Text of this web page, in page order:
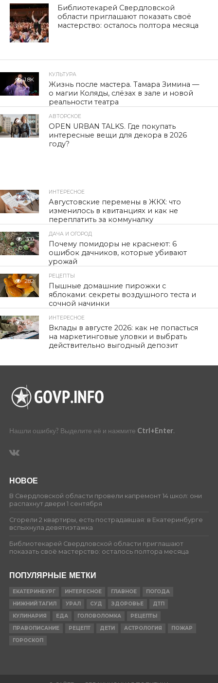
Библиотекарей Свердловской
области приглашают показать своё
мастерство: осталось полтора месяца
1.8K
КУЛЬТУРА
Жизнь после мастера. Тамара Зимина —
о магии Коляды, слёзах в зале и новой
реальности театра
1.5K
АВТОРСКОЕ
OPEN URBAN TALKS. Где покупать
интересные вещи для декора в 2026
году?
308
ИНТЕРЕСНОЕ
Августовские перемены в ЖКХ: что
изменилось в квитанциях и как не
переплатить за коммуналку
300
ДАЧА И ОГОРОД
Почему помидоры не краснеют: 6
ошибок дачников, которые убивают
урожай
282
РЕЦЕПТЫ
Пышные домашние пирожки с
яблоками: секреты воздушного теста и
сочной начинки
452
ИНТЕРЕСНОЕ
Вклады в августе 2026: как не попасться
на маркетинговые уловки и выбрать
действительно выгодный депозит
Нашли ошибку? Выделите её и нажмите Ctrl+Enter.
НОВОЕ
В Свердловской области провели капремонт 14 школ: они
распахнут двери 1 сентября
Сгорели 2 квартиры, есть пострадавшая: в Екатеринбурге
вспыхнула девятиэтажка
Библиотекарей Свердловской области приглашают
показать своё мастерство: осталось полтора месяца
ПОПУЛЯРНЫЕ МЕТКИ
ЕКАТЕРИНБУРГ ИНТЕРЕСНОЕ ГЛАВНОЕ
ПОГОДА
НИЖНИЙ ТАГИЛ
УРАЛ СУД ЗДОРОВЬЕ
ДТП
КУЛИНАРИЯ
ЕДА ГОЛОВОЛОМКА
РЕЦЕПТЫ
ПРАВОПИСАНИЕ
РЕЦЕПТ ДЕТИ АСТРОЛОГИЯ
ПОЖАР
ГОРОСКОП